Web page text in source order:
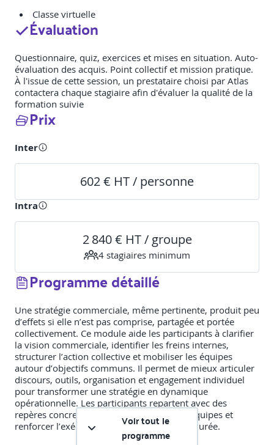
Classe virtuelle
Évaluation
Questionnaire, quiz, exercices et mises en situation. Auto-
évaluation des acquis. Point collectif et mission pratique.
À l'issue de cette session, un prestataire choisi par Atlas
contactera chaque stagiaire afin d'évaluer la qualité de la
formation suivie
Prix
Inter
602 € HT / personne
Intra
2 840 € HT / groupe
4 stagiaires minimum
Programme détaillé
Une stratégie commerciale, même pertinente, produit peu
d’effets si elle n’est pas comprise, partagée et portée
collectivement. Ce module aide les participants à clarifier
la vision commerciale, identifier les freins internes,
structurer l’action collective et mobiliser les équipes
autour d’objectifs communs. Il permet de mieux articuler
discours, outils, organisation et engagement individuel
pour transformer une stratégie en dynamique
opérationnelle. Les participants repartent avec des
repères concrets pour faire adhérer leurs équipes et
renforcer l’exécution commerciale dans la durée.
Voir tout le
programme